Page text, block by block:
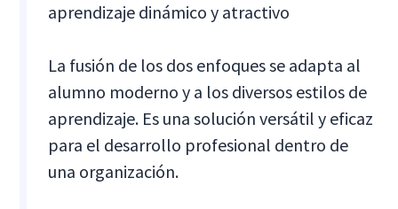
aprendizaje dinámico y atractivo
La fusión de los dos enfoques se adapta al
alumno moderno y a los diversos estilos de
aprendizaje. Es una solución versátil y eficaz
para el desarrollo profesional dentro de
una organización.